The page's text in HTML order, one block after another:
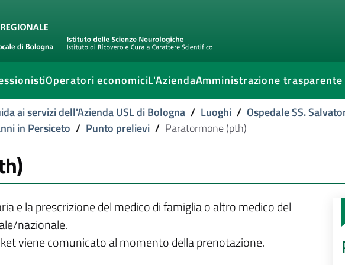
Operatori economiciL'AziendaAmministrazione trasparente
ai servizi dell'Azienda USL di Bologna / Luoghi / Ospedale SS.
in Persiceto / Punto prelievi / Paratormone (pth)
e la prescrizione del medico di famiglia o altro medico del
nazionale.
viene comunicato al momento della prenotazione.